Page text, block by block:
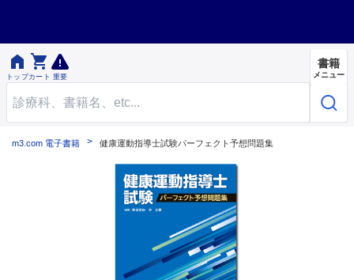

トップ

カート 重要
書籍
メニュー
m3.com 電子書籍 健康運動指導士試験パーフェクト予想問題集